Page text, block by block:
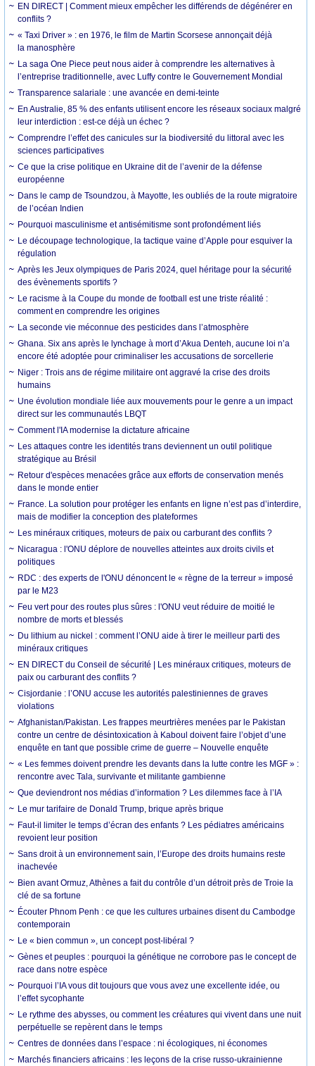
EN DIRECT | Comment mieux empêcher les différends de dégénérer en
conflits ?
« Taxi Driver » : en 1976, le film de Martin Scorsese annonçait déjà
la manosphère
La saga One Piece peut nous aider à comprendre les alternatives à
l’entreprise traditionnelle, avec Luffy contre le Gouvernement Mondial
Transparence salariale : une avancée en demi-teinte
En Australie, 85 % des enfants utilisent encore les réseaux sociaux malgré
leur interdiction : est-ce déjà un échec ?
Comprendre l’effet des canicules sur la biodiversité du littoral avec les
sciences participatives
Ce que la crise politique en Ukraine dit de l’avenir de la défense
européenne
Dans le camp de Tsoundzou, à Mayotte, les oubliés de la route migratoire
de l’océan Indien
Pourquoi masculinisme et antisémitisme sont profondément liés
Le découpage technologique, la tactique vaine d’Apple pour esquiver la
régulation
Après les Jeux olympiques de Paris 2024, quel héritage pour la sécurité
des évènements sportifs ?
Le racisme à la Coupe du monde de football est une triste réalité :
comment en comprendre les origines
La seconde vie méconnue des pesticides dans l’atmosphère
Ghana. Six ans après le lynchage à mort d’Akua Denteh, aucune loi n’a
encore été adoptée pour criminaliser les accusations de sorcellerie
Niger : Trois ans de régime militaire ont aggravé la crise des droits
humains
Une évolution mondiale liée aux mouvements pour le genre a un impact
direct sur les communautés LBQT
Comment l'IA modernise la dictature africaine
Les attaques contre les identités trans deviennent un outil politique
stratégique au Brésil
Retour d'espèces menacées grâce aux efforts de conservation menés
dans le monde entier
France. La solution pour protéger les enfants en ligne n’est pas d’interdire,
mais de modifier la conception des plateformes
Les minéraux critiques, moteurs de paix ou carburant des conflits ?
Nicaragua : l'ONU déplore de nouvelles atteintes aux droits civils et
politiques
RDC : des experts de l'ONU dénoncent le « règne de la terreur » imposé
par le M23
Feu vert pour des routes plus sûres : l'ONU veut réduire de moitié le
nombre de morts et blessés
Du lithium au nickel : comment l’ONU aide à tirer le meilleur parti des
minéraux critiques
EN DIRECT du Conseil de sécurité | Les minéraux critiques, moteurs de
paix ou carburant des conflits ?
Cisjordanie : l’ONU accuse les autorités palestiniennes de graves
violations
Afghanistan/Pakistan. Les frappes meurtrières menées par le Pakistan
contre un centre de désintoxication à Kaboul doivent faire l’objet d’une
enquête en tant que possible crime de guerre – Nouvelle enquête
« Les femmes doivent prendre les devants dans la lutte contre les MGF » :
rencontre avec Tala, survivante et militante gambienne
Que deviendront nos médias d’information ? Les dilemmes face à l’IA
Le mur tarifaire de Donald Trump, brique après brique
Faut-il limiter le temps d’écran des enfants ? Les pédiatres américains
revoient leur position
Sans droit à un environnement sain, l’Europe des droits humains reste
inachevée
Bien avant Ormuz, Athènes a fait du contrôle d’un détroit près de Troie la
clé de sa fortune
Écouter Phnom Penh : ce que les cultures urbaines disent du Cambodge
contemporain
Le « bien commun », un concept post-libéral ?
Gènes et peuples : pourquoi la génétique ne corrobore pas le concept de
race dans notre espèce
Pourquoi l’IA vous dit toujours que vous avez une excellente idée, ou
l’effet sycophante
Le rythme des abysses, ou comment les créatures qui vivent dans une nuit
perpétuelle se repèrent dans le temps
Centres de données dans l’espace : ni écologiques, ni économes
Marchés financiers africains : les leçons de la crise russo-ukrainienne